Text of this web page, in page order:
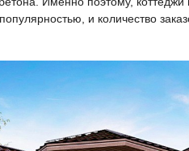
и количество